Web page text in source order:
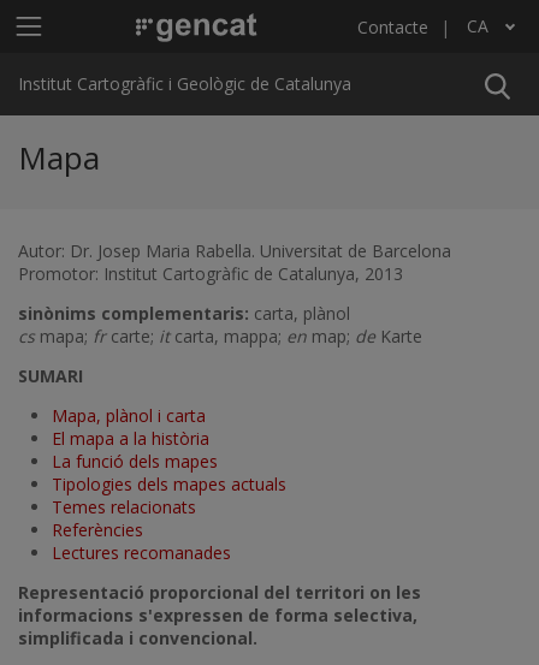
Menú principal ICGC Contacte CA
Llista les accions addicionals
Institut Cartogràfic i Geològic de Catalunya
Mapa
Autor: Dr. Josep Maria Rabella. Universitat de Barcelona
Promotor: Institut Cartogràfic de Catalunya, 2013
sinònims complementaris: carta, plànol
cs mapa; frcarte; itcarta, mappa; en map; de Karte
SUMARI
Mapa, plànol i carta
El mapa a la història
La funció dels mapes
Tipologies dels mapes actuals
Temes relacionats
Referències
Lectures recomanades
Representació proporcional del territori on les
informacions s'expressen de forma selectiva,
simplificada i convencional.